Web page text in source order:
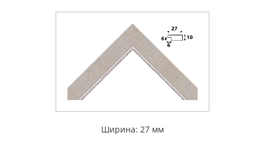
Ширина: 27 мм